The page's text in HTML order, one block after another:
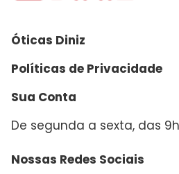
Óticas Diniz
Políticas de Privacidade
Sua Conta
De segunda a sexta, das
Nossas Redes Sociais